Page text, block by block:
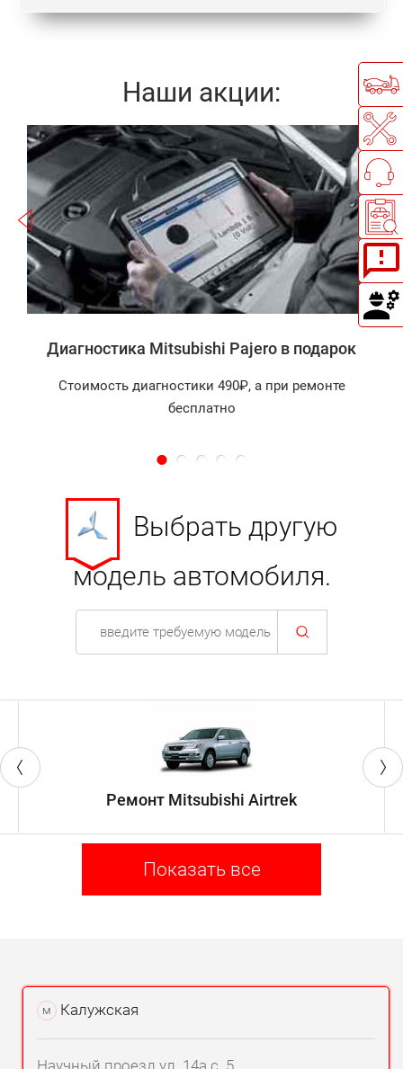
Наши акции:
Записаться
Диагностика Mitsubishi Pajero в подарок
Стоимость диагностики 490₽, а при ремонте
бесплатно
Выбрать другую
модель автомобиля.
Ремонт Mitsubishi Airtrek
Показать все
м Калужская
Научный проезд ул. 14а с. 5